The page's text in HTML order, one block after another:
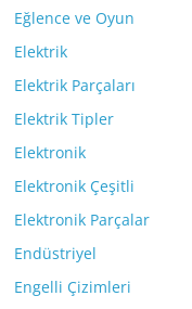
Eğlence ve Oyun
Elektrik
Elektrik Parçaları
Elektrik Tipler
Elektronik
Elektronik Çeşitli
Elektronik Parçalar
Endüstriyel
Engelli Çizimleri